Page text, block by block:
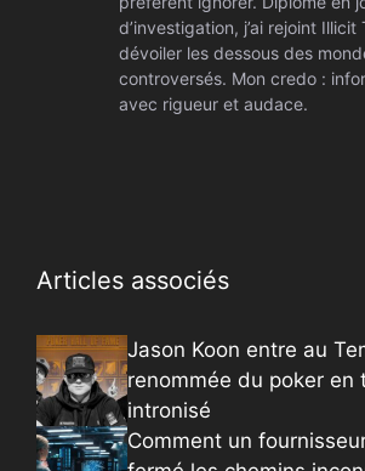
d’investigation, j’ai rejoint Illicit
dévoiler les dessous des
controversés. Mon credo :
avec rigueur et audace.
Articles associés
Jason Koon entre au
renommée du poker en
intronisé
Comment un